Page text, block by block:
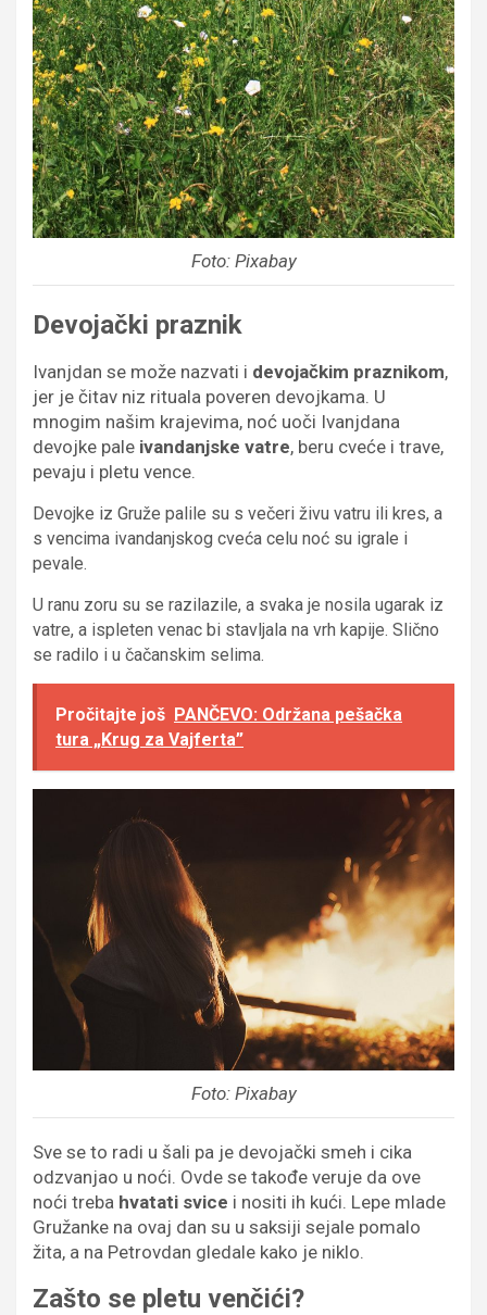
Foto: Pixabay
Devojački praznik
Ivanjdan se može nazvati i devojačkim praznikom,
jer je čitav niz rituala poveren devojkama. U
mnogim našim krajevima, noć uoči Ivanjdana
devojke pale ivandanjske vatre, beru cveće i trave,
pevaju i pletu vence.
Devojke iz Gruže palile su s večeri živu vatru ili kres, a
s vencima ivandanjskog cveća celu noć su igrale i
pevale.
U ranu zoru su se razilazile, a svaka je nosila ugarak iz
vatre, a ispleten venac bi stavljala na vrh kapije. Slično
se radilo i u čačanskim selima.
Pročitajte još PANČEVO: Održana pešačka
tura „Krug za Vajferta”
Foto: Pixabay
Sve se to radi u šali pa je devojački smeh i cika
odzvanjao u noći. Ovde se takođe veruje da ove
noći treba hvatati svice i nositi ih kući. Lepe mlade
Gružanke na ovaj dan su u saksiji sejale pomalo
žita, a na Petrovdan gledale kako je niklo.
Zašto se pletu venčići?